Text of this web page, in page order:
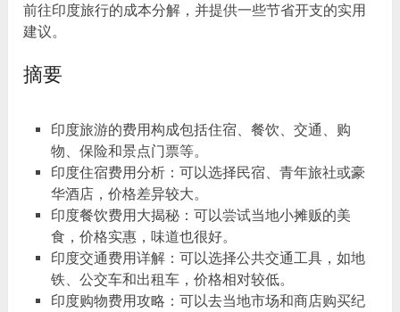
前往印度旅行的成本分解，并提供一些节省开支的实用
建议。
摘要
印度旅游的费用构成包括住宿、餐饮、交通、购
物、保险和景点门票等。
印度住宿费用分析：可以选择民宿、青年旅社或豪
华酒店，价格差异较大。
印度餐饮费用大揭秘：可以尝试当地小摊贩的美
食，价格实惠，味道也很好。
印度交通费用详解：可以选择公共交通工具，如地
铁、公交车和出租车，价格相对较低。
印度购物费用攻略：可以去当地市场和商店购买纪